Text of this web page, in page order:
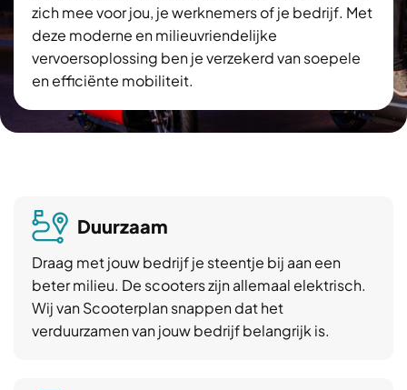
zich mee voor jou, je werknemers of je bedrijf. Met
deze moderne en milieuvriendelijke
vervoersoplossing ben je verzekerd van soepele
en efficiënte mobiliteit.
Duurzaam
Draag met jouw bedrijf je steentje bij aan een
beter milieu. De scooters zijn allemaal elektrisch.
Wij van Scooterplan snappen dat het
verduurzamen van jouw bedrijf belangrijk is.